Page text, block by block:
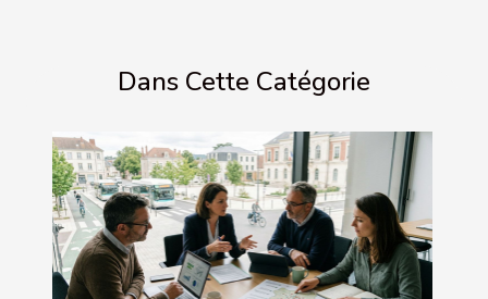
Dans Cette Catégorie